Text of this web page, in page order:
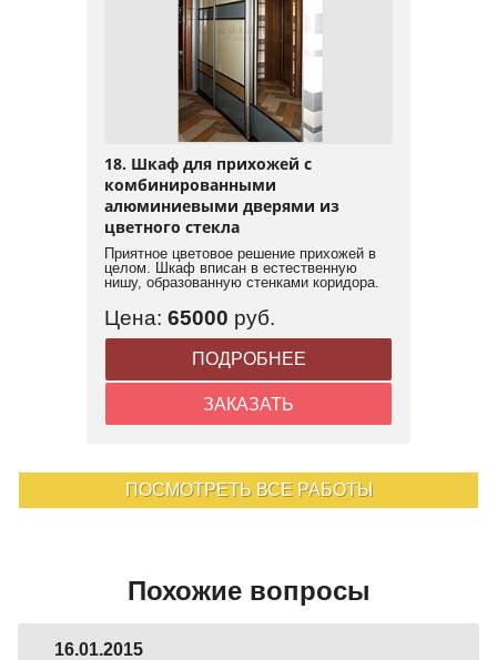
18. Шкаф для прихожей с
комбинированными
алюминиевыми дверями из
цветного стекла
Приятное цветовое решение прихожей в
целом. Шкаф вписан в естественную
нишу, образованную стенками коридора.
Цена: 65000 руб.
ПОДРОБНЕЕ
ЗАКАЗАТЬ
ПОСМОТРЕТЬ ВСЕ РАБОТЫ
Похожие вопросы
16.01.2015